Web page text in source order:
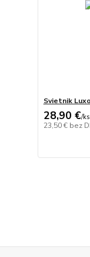
Svietnik
28,90 €/ks
23,50 € bez